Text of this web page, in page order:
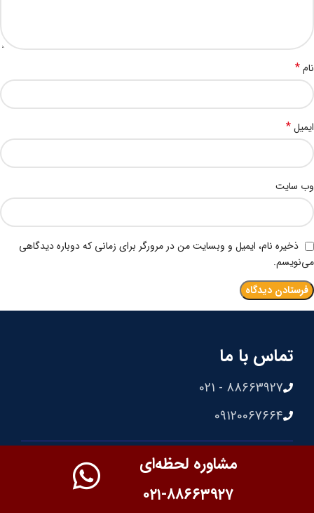
نام*
ایمیل*
وب‌ سایت
ذخیره نام، ایمیل و وبسایت من در مرورگر برای زمانی که دوباره دیدگاهی
می‌نویسم.
تماس با ما
88663927 - 021
09120067664
ساعات کاری
شنبه تا چهارشنبه: 8:30 الی 18:00
مشاوره لحظه‌ای
۰۲۱-۸۸۶۶۳۹۲۷